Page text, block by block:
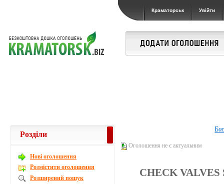
Краматорськ Увійти
Оголошення не є актуальним
CHECK
Розділи
Новi оголошення
Розмістити оголошення
Розширений пошук